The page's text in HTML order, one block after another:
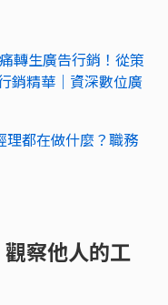
轉生廣告行銷！從策
銷精華｜資深數位廣
理都在做什麼？職務
察他人的工